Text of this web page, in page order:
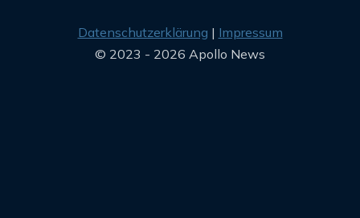
Datenschutzerklärung
Impressum
© 2023 - 2026 Apollo News